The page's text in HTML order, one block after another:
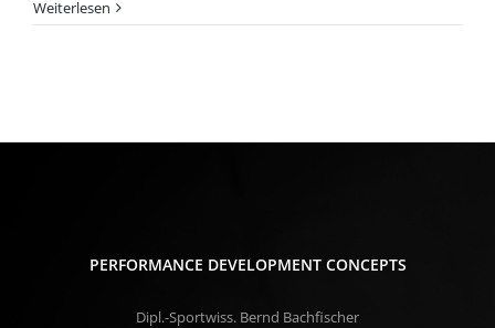
ANALYSIEREN
Weiterlesen
PERFORMANCE DEVELOPMENT CONCEPTS
Dipl.-Sportwiss. Bernd Bachfischer